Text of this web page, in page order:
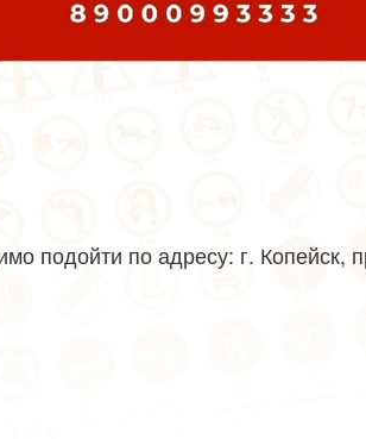
подойти по адресу: г. Копейск,